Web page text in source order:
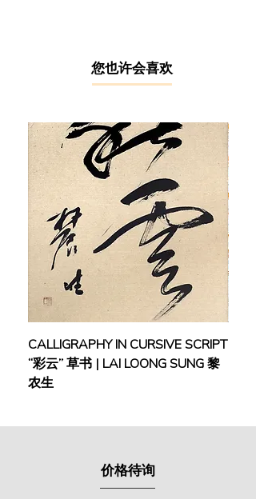
运用以及触觉，表现艺术的心得，而
谢焕洲则是我国的佼佼者。
谢焕洲于1979年在吉隆坡中华大会堂
举办了首次个人指画展，随后在吉隆
坡及其他地方展出，并走向国际舞
台，包括大马国家画廊（1975）、新
加坡（1990）、中国辽宁省博物馆
（1991）、中国武汉美术中心
（1992）等。他的指画过程曾被韩国
录影队（2001）和TV2录影队
（2004）录制并播放。他不仅创作，
还致力于指画教育和推广，担任谢氏
美术研究班以及马来西亚指画研究会
Graduating from the Malaysian
Institute of Art (MIA) in 1970, Cheah
Wun Chow is a Malaysian pioneer of
Lumpur, including Art House Gallery
(1985), Miri Chinese Chamber of
​您也许会喜欢
CALLIGRAPHY IN CURSIVE SCRIPT
“彩云” 草书 | LAI LOONG SUNG 黎
农生
价格待询